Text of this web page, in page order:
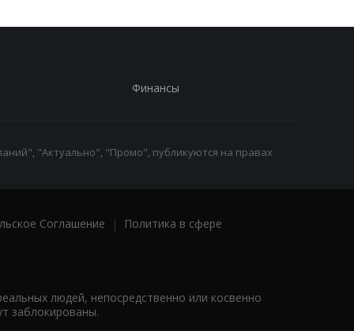
Финансы
"Актуально", "Промо", публикуются на правах
Соглашение |
Политика в сфере
людей, непосредственно или косвенно
заблокированы.